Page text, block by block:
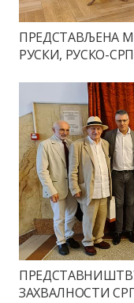
ПРЕДСТАВЉЕНА
РУСКИ, РУСКО-
ЗАХВАЛНОСТИ